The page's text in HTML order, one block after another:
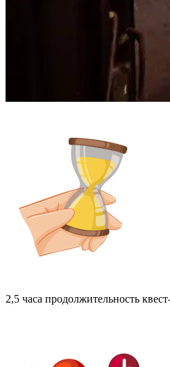
2,5 часа продолжительность